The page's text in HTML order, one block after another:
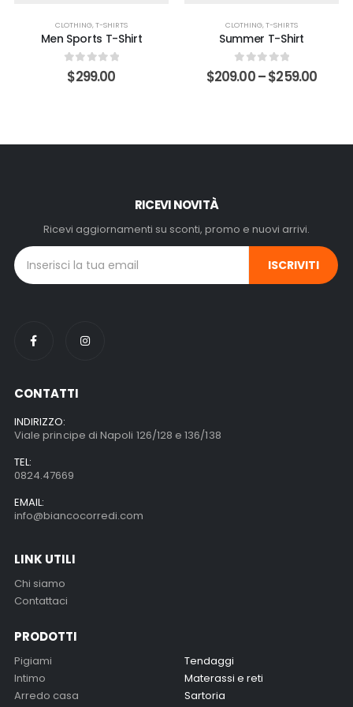
alla lista
dei
CLOTHING,T-SHIRTS
Men Sports T-Shirt
0Su 5
$299.00
alla lista
dei
CLOTHING,T-SHIRTS
Summer T-Shirt
0Su 5
$209.00–$259.00
RICEVI NOVITÀ
Ricevi aggiornamenti su sconti, promo e nuovi arrivi.
CONTATTI
INDIRIZZO:
Viale principe di Napoli 126/128 e 136/138
TEL:
0824.47669
EMAIL:
info@biancocorredi.com
LINK UTILI
Chi siamo
Contattaci
PRODOTTI
Pigiami
Intimo
Arredo casa
Tendaggi
Materassi e reti
Sartoria